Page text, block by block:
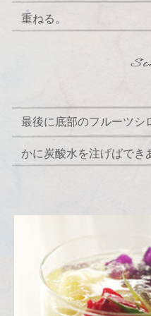
重ねる。
最後に底部のフルーツシ
かに炭酸水を注げばでき